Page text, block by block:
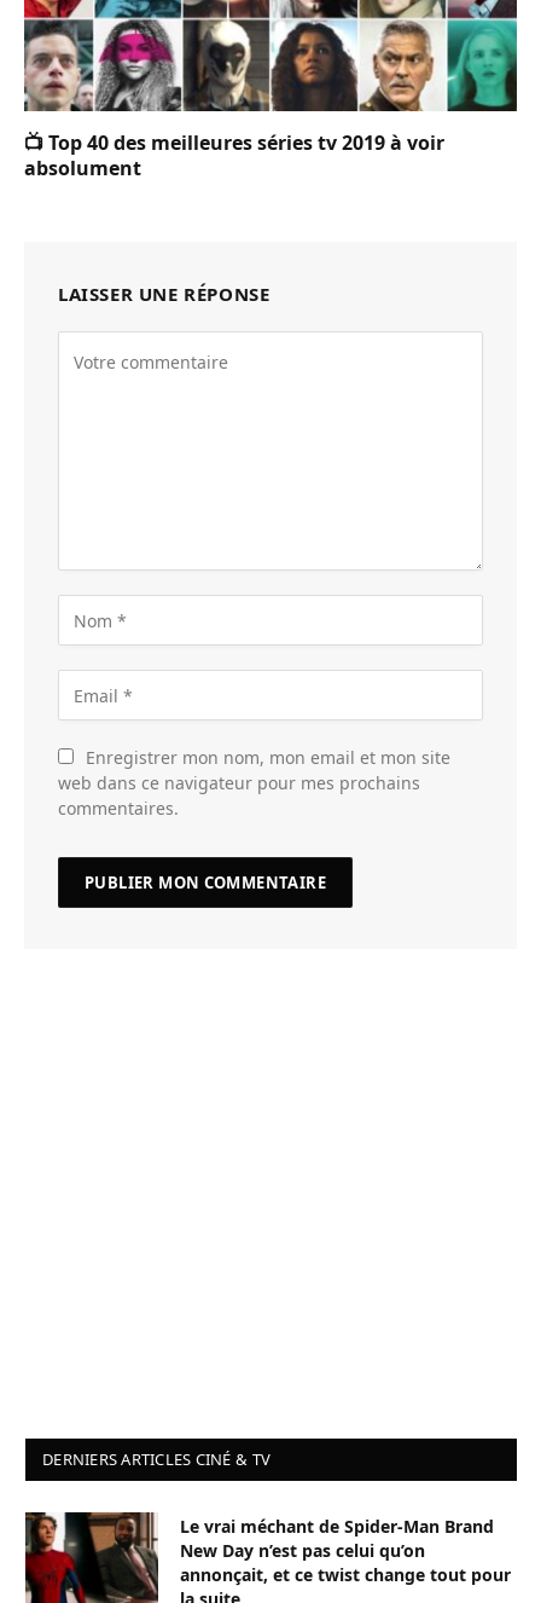
📺 Top 40 des meilleures séries tv 2019 à voir
absolument
LAISSER UNE RÉPONSE
Enregistrer mon nom, mon email et mon site
web dans ce navigateur pour mes prochains
commentaires.
DERNIERS ARTICLES CINÉ & TV
Le vrai méchant de Spider-Man Brand
New Day n’est pas celui qu’on
annonçait, et ce twist change tout pour